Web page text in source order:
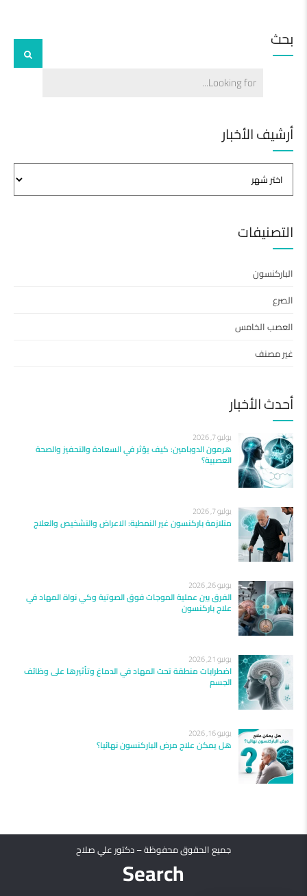
بحث
أرشيف الأخبار
التصنيفات
الباركنسون
الصرع
العصب الخامس
غير مصنف
أحدث الأخبار
يوليو 7, 2026
هرمون الدوبامين: كيف يؤثر في السعادة والتحفيز والصحة
العصبية؟
يوليو 7, 2026
متلازمة باركنسون غير النمطية: الاعراض والتشخيص والعلاج
يونيو 26, 2026
الفرق بين عملية الموجات فوق الصوتية وكي نواة المهاد في
علاج باركنسون
يونيو 21, 2026
اضطرابات منطقة تحت المهاد في الدماغ وتأثيرها على وظائف
الجسم
يونيو 16, 2026
هل يمكن علاج مرض الباركنسون نهائيا؟
جميع الحقوق محفوظة – دكتور علي صلاح
Search